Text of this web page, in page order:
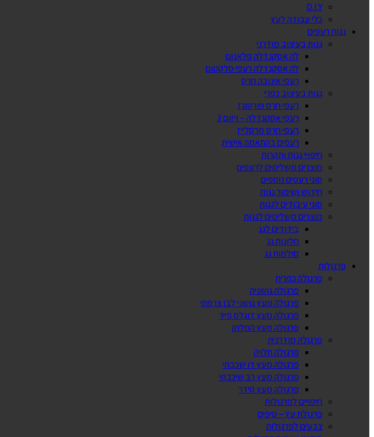
D.I.Y
כלי עבודה לעץ
גגות רעפים
גגות בעיצוב מודרני
לה אסקנדלה פלאנום
לה אסקנדלה רעפי סלקטום
רעפי אינובה חרס
גגות בעיצוב כפרי
רעפי חרס פורטוגז
רעפי אסקנדלה – ויזום 3
רעפי חרס מרסלייז
רעפים בהתאמה אישית
חיפויי גגות ותקרות
מוצרים משלימים לרעפים
סוגי רעפים נוספים
חידוש ושימור גגות
סוגי עיבודים לגגות
מוצרים משלימים לגגות
בידודים לגג
חלונות גג
סולמות גג
פרגולות
פרגולה כפרית
פרגולה גושנית
פרגולה מעץ גושני לבן צרפתי
פרגולה מעץ דוגלס פייר
פרגולה מעץ המלוק
פרגולה מודרנית
פרגולה תלויה
פרגולה מעץ דו שכבתי
פרגולה מעץ רב שיכבתי
פרגולה מעץ סידר
חיפויים לפרגולות
פרגולת עץ – טיפים
צבעים לפרגולות